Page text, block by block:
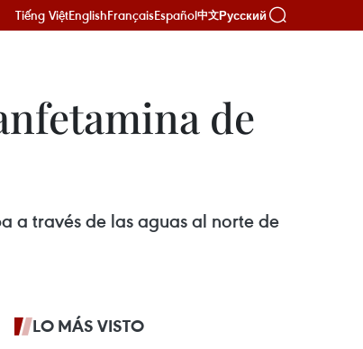
Tiếng ViệtEnglishFrançaisEspañol中文Русский
de
a través de las aguas al norte de
LO MÁS VISTO